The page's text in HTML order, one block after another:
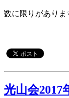
数に限りがありま
光山会2017